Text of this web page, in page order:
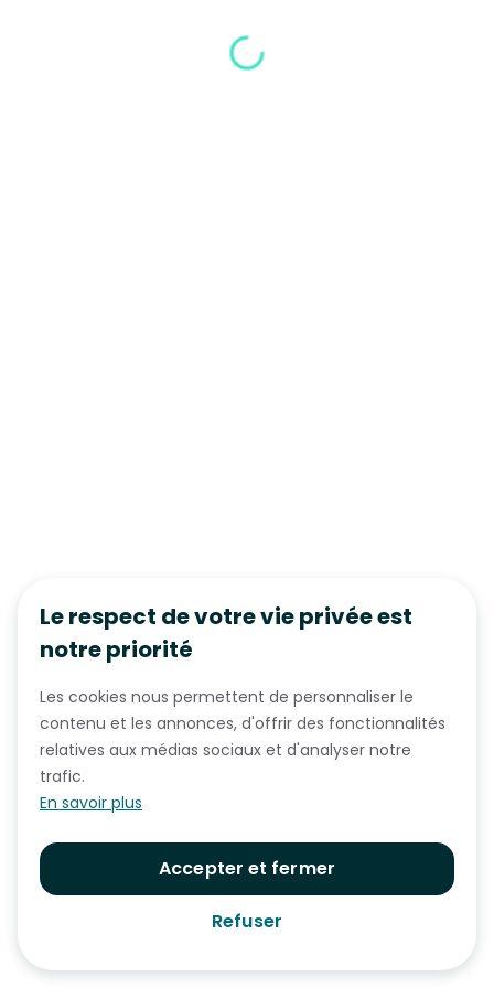
Le respect de votre vie privée est
notre priorité
Les cookies nous permettent de personnaliser le
contenu et les annonces, d'offrir des fonctionnalités
relatives aux médias sociaux et d'analyser notre
trafic.
En savoir plus
Accepter et fermer
Refuser